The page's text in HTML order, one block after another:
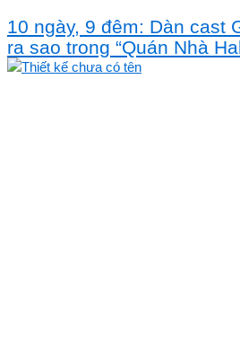
10 ngày, 9 đêm: Dàn cast
ra sao trong “Quán Nhà